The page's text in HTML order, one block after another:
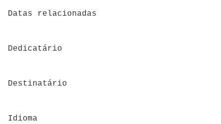
Datas relacionadas
Dedicatário
Destinatário
Idioma